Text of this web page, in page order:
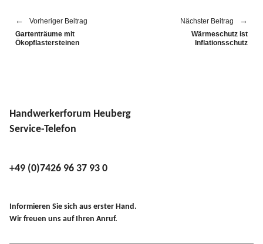
Vorheriger Beitrag
Gartenträume mit
Ökopflastersteinen
Nächster Beitrag
Wärmeschutz ist
Inflationsschutz
Handwerkerforum Heuberg
Service-Telefon
+49 (0)7426 96 37 93 0
Informieren Sie sich aus erster Hand.
Wir freuen uns auf Ihren Anruf.